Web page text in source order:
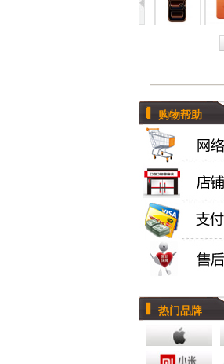
购物帮助
热门品牌